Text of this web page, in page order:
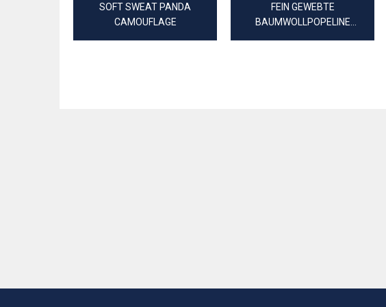
SOFT SWEAT PANDA
CAMOUFLAGE
FEIN GEWEBTE
BAUMWOLLPOPELINE